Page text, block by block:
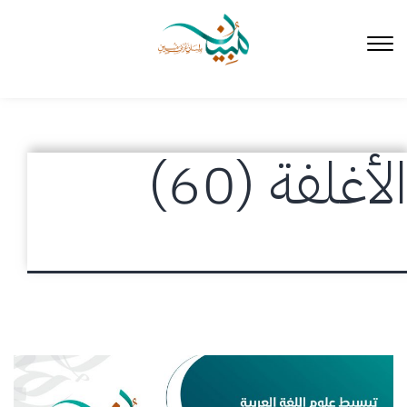
المحتوى
الأغلفة (60)